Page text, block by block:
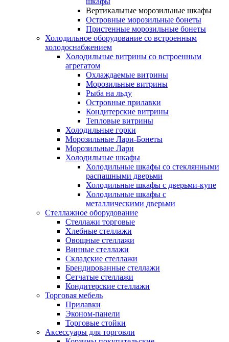
Вертикальные морозильные шкафы
Островные морозильные бонеты
Пристенные морозильные бонеты
Холодильное оборудование со встроенным
холодоснабжением
Холодильные витрины со встроенным
агрегатом
Охлаждаемые витрины
Морозильные витрины
Рыба на льду
Островные прилавки
Кондитерские витрины
Тепловые витрины
Холодильные горки
Морозильные Лари-Бонеты
Морозильные Лари
Холодильные шкафы
Холодильные шкафы со стеклянными
распашными дверьми
Холодильные шкафы с дверьми-купе
Холодильные шкафы с
металлическими дверьми
Стеллажное оборудование
Стеллажи торговые
Хлебные стеллажи
Овощные стеллажи
Винные стеллажи
Складские стеллажи
Брендированные стеллажи
Сетчатые стеллажи
Кондитерские стеллажи
Торговая мебель
Прилавки
Эконом-панели
Торговые стойки
Аксессуары для торговли